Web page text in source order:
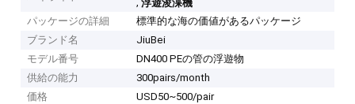
浮遊浚渫機
パッケージの詳細
標準的な海の価値があるパッケージ
ブランド名
JiuBei
モデル番号
DN400 PEの管の浮遊物
供給の能力
300pairs/month
価格
USD50~500/pair